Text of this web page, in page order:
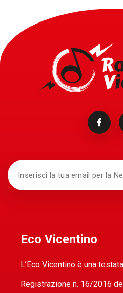
Eco Vicentino
L’Eco Vicentino è una
Registrazione n. 16/2016